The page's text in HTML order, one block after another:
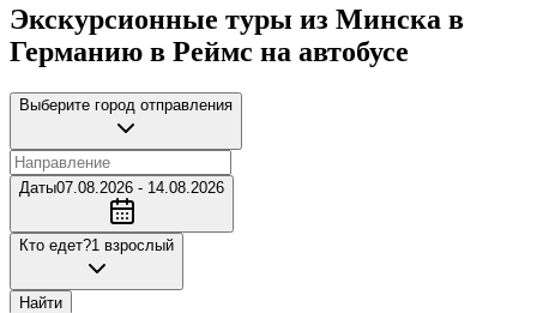
Экскурсионные туры из Минска в
Германию в Реймс на автобусе
Выберите город отправления
Даты07.08.2026 - 14.08.2026
Кто едет?1 взрослый
Найти